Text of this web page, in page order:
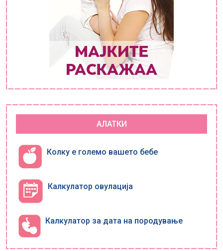
АЛАТКИ
Колку е големо вашето бебе
Калкулатор овулација
Калкулатор за дата на породување